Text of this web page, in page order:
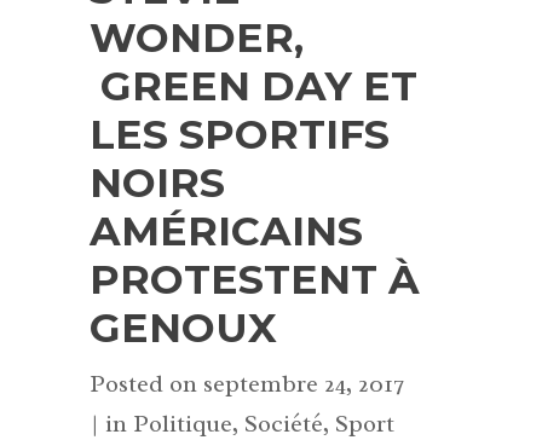
WONDER,
GREEN DAY ET
LES SPORTIFS
NOIRS
AMÉRICAINS
PROTESTENT À
GENOUX
Posted on septembre 24, 2017
in Politique, Société, Sport